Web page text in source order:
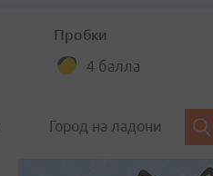
Пробки
4 балла
Город на ладони